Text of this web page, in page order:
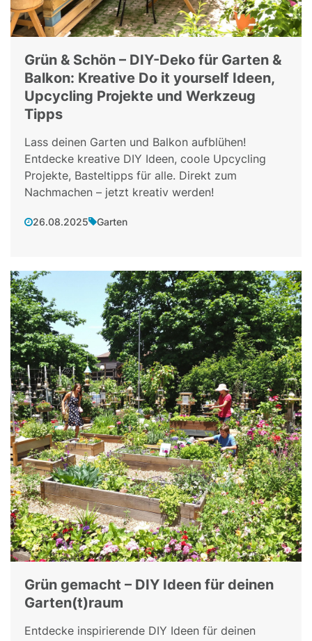
Grün & Schön – DIY-Deko für Garten &
Balkon: Kreative Do it yourself Ideen,
Upcycling Projekte und Werkzeug
Tipps
Lass deinen Garten und Balkon aufblühen!
Entdecke kreative DIY Ideen, coole Upcycling
Projekte, Basteltipps für alle. Direkt zum
Nachmachen – jetzt kreativ werden!
26.08.2025 Garten
Grün gemacht – DIY Ideen für deinen
Garten(t)raum
Entdecke inspirierende DIY Ideen für deinen